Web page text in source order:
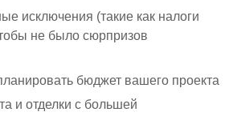
исключения (такие как налоги
не было сюрпризов
бюджет вашего проекта
и отделки с большей